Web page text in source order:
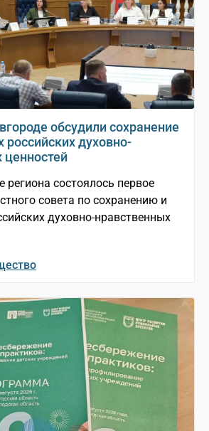
обсудили сохранение
духовно-
ценностей
региона состоялось первое
совета по сохранению и
духовно-нравственных